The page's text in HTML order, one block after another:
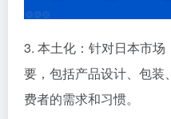
3. 本土化：针对日本市
要，包括产品设计、包装
费者的需求和习惯。